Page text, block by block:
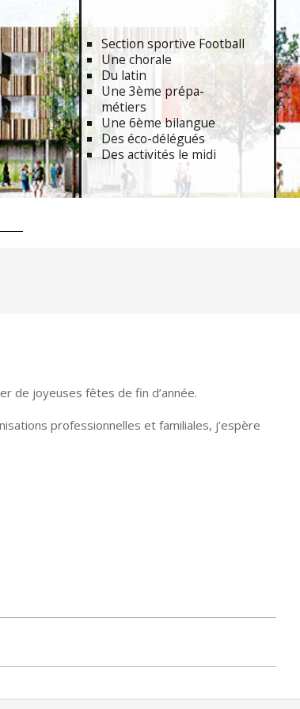
Section sportive Football
Une chorale
Du latin
Une 3ème prépa-
métiers
Une 6ème bilangue
Des éco-délégués
Des activités le midi
de joyeuses fêtes de fin d’année.
professionnelles et familiales, j’espère